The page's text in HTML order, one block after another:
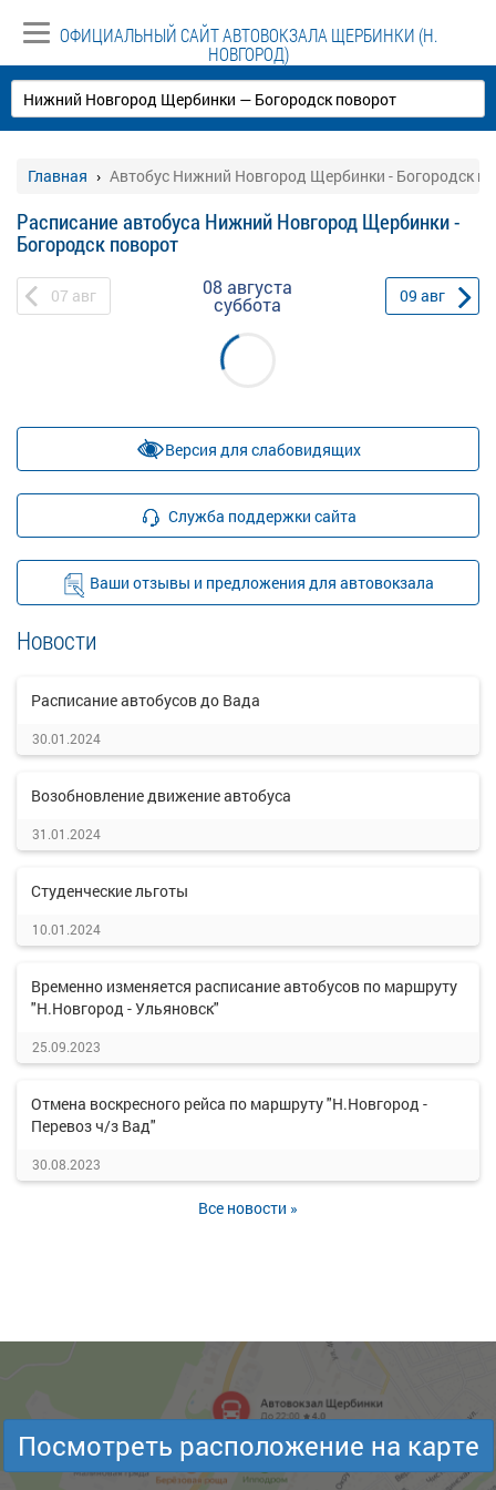
ОФИЦИАЛЬНЫЙ САЙТ АВТОВОКЗАЛА ЩЕРБИНКИ (Н.
НОВГОРОД)
Главная Автобус Нижний Новгород Щербинки - Богородск
Расписание автобуса Нижний Новгород Щербинки -
Богородск поворот
07 авг 08 августа
суббота 09 авг
Версия для слабовидящих
Служба поддержки сайта
Ваши отзывы и предложения для автовокзала
Новости
Расписание автобусов до Вада
30.01.2024
Возобновление движение автобуса
31.01.2024
Студенческие льготы
10.01.2024
Временно изменяется расписание автобусов по маршруту
"Н.Новгород - Ульяновск"
25.09.2023
Отмена воскресного рейса по маршруту "Н.Новгород -
Перевоз ч/з Вад"
30.08.2023
Все новости »
Посмотреть расположение на карте